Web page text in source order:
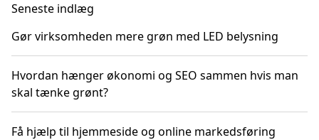
Seneste indlæg
Gør virksomheden mere grøn med LED belysning
Hvordan hænger økonomi og SEO sammen hvis man
skal tænke grønt?
Få hjælp til hjemmeside og online markedsføring